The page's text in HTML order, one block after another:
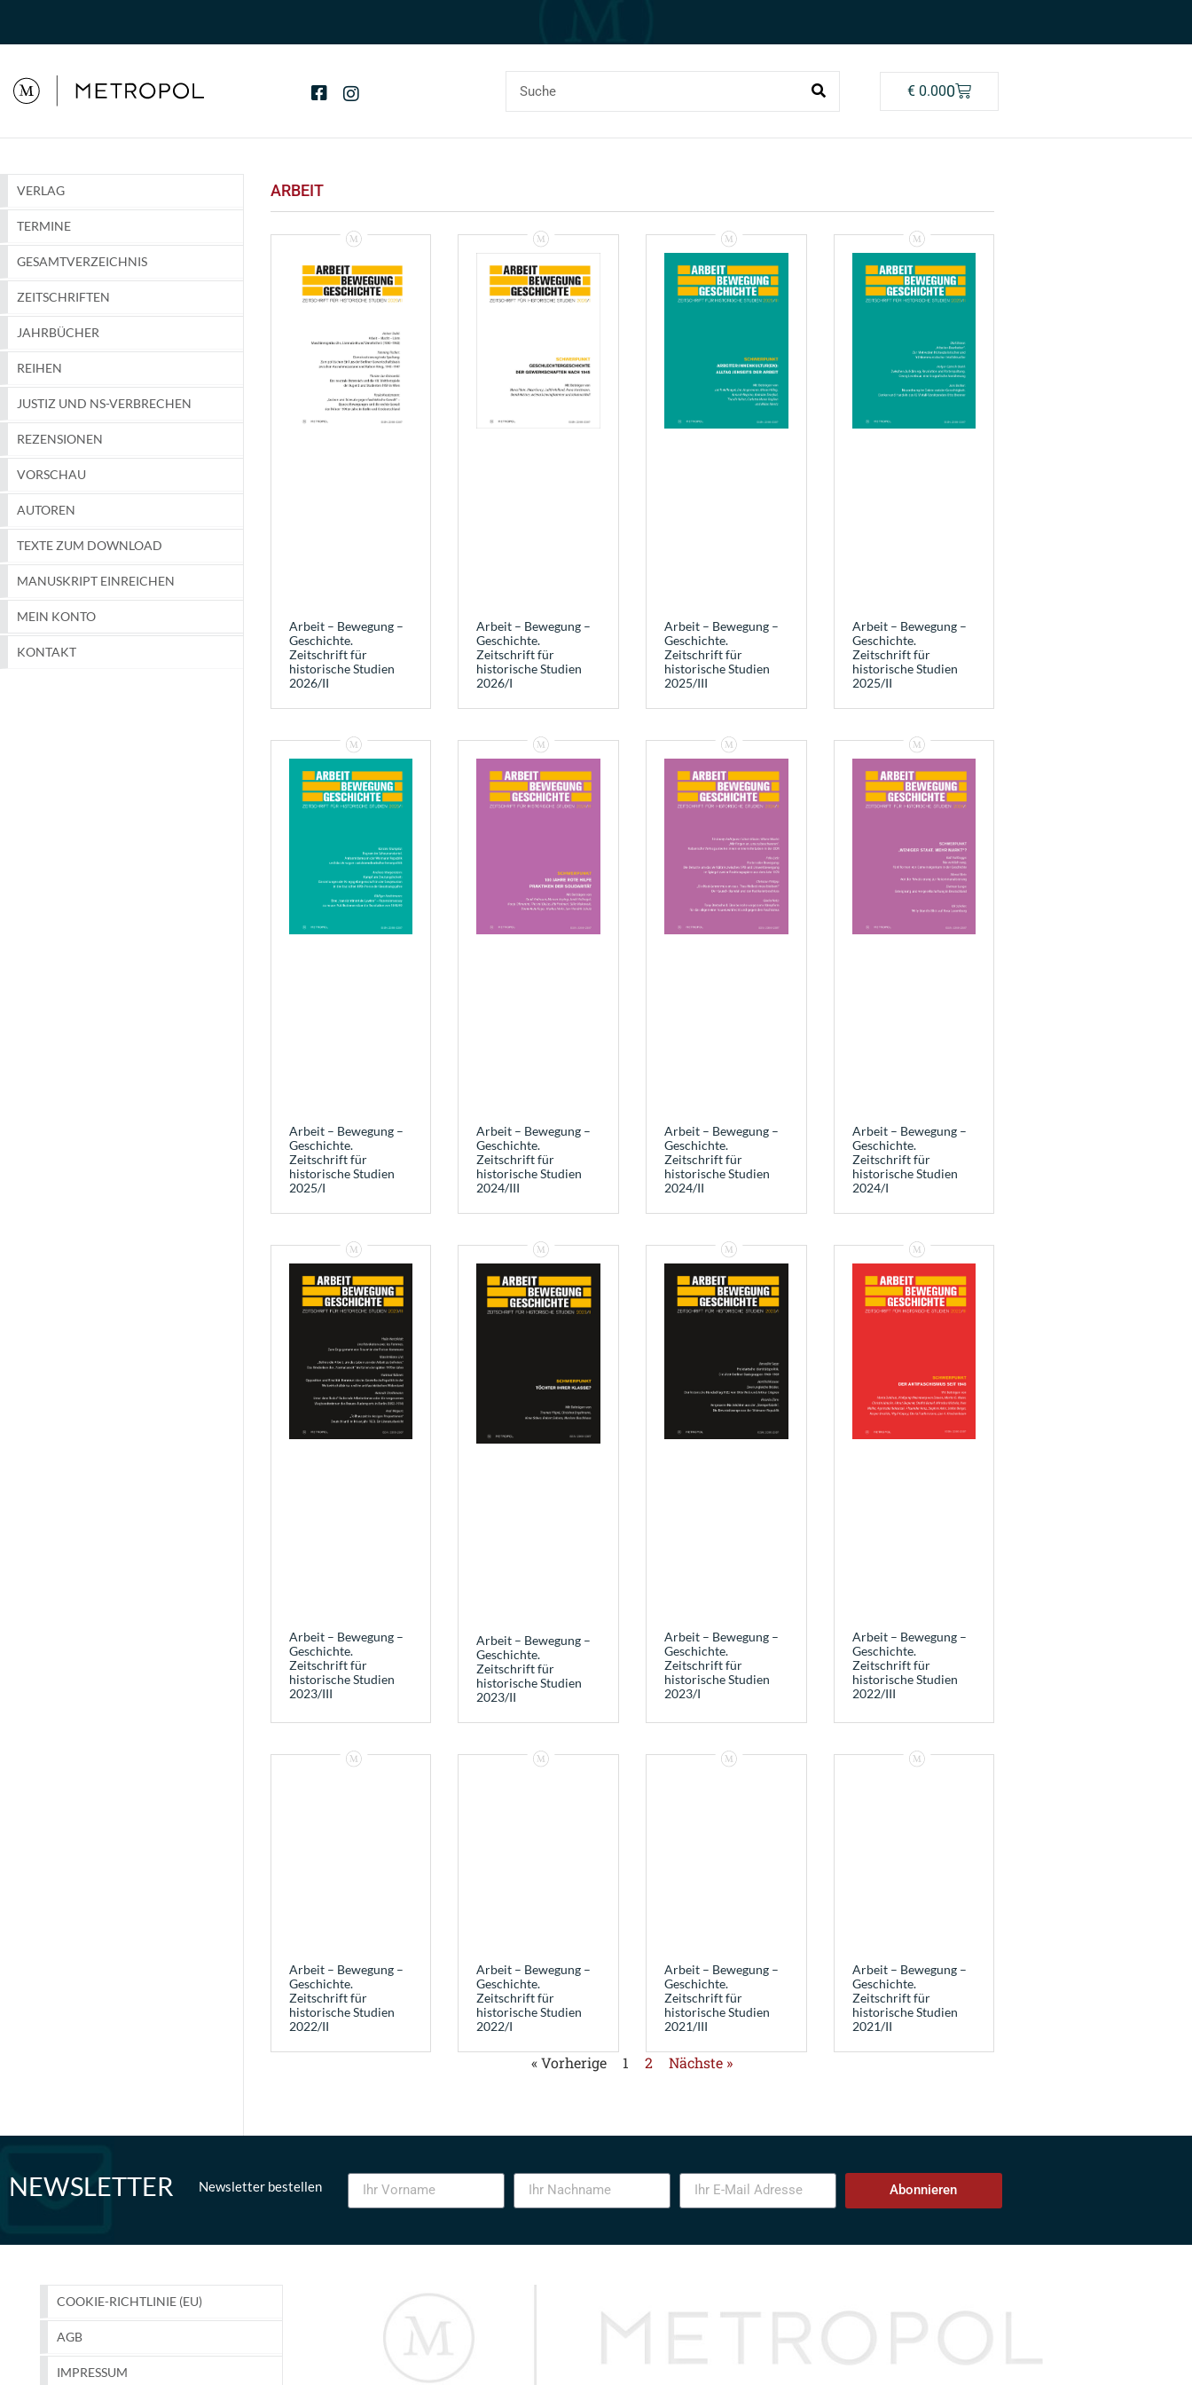
€0.000
VERLAG
TERMINE
GESAMTVERZEICHNIS
ZEITSCHRIFTEN
JAHRBÜCHER
REIHEN
JUSTIZ UND NS-VERBRECHEN
REZENSIONEN
VORSCHAU
AUTOREN
TEXTE ZUM DOWNLOAD
MANUSKRIPT EINREICHEN
MEIN KONTO
KONTAKT
ARBEIT
Arbeit – Bewegung –
Geschichte.
Zeitschrift für
historische Studien
2026/II
Arbeit – Bewegung –
Geschichte.
Zeitschrift für
historische Studien
2026/I
Arbeit – Bewegung –
Geschichte.
Zeitschrift für
historische Studien
2025/III
Arbeit – Bewegung –
Geschichte.
Zeitschrift für
historische Studien
2025/II
Arbeit – Bewegung –
Geschichte.
Zeitschrift für
historische Studien
2025/I
Arbeit – Bewegung –
Geschichte.
Zeitschrift für
historische Studien
2024/III
Arbeit – Bewegung –
Geschichte.
Zeitschrift für
historische Studien
2024/II
Arbeit – Bewegung –
Geschichte.
Zeitschrift für
historische Studien
2024/I
Arbeit – Bewegung –
Geschichte.
Zeitschrift für
historische Studien
2023/III
Arbeit – Bewegung –
Geschichte.
Zeitschrift für
historische Studien
2023/II
Arbeit – Bewegung –
Geschichte.
Zeitschrift für
historische Studien
2023/I
Arbeit – Bewegung –
Geschichte.
Zeitschrift für
historische Studien
2022/III
Arbeit – Bewegung –
Geschichte.
Zeitschrift für
historische Studien
2022/II
Arbeit – Bewegung –
Geschichte.
Zeitschrift für
historische Studien
2022/I
Arbeit – Bewegung –
Geschichte.
Zeitschrift für
historische Studien
2021/III
Arbeit – Bewegung –
Geschichte.
Zeitschrift für
historische Studien
2021/II
« Vorherige 1 2 Nächste »
NEWSLETTER Newsletter bestellen Abonnieren
COOKIE-RICHTLINIE (EU)
AGB
IMPRESSUM